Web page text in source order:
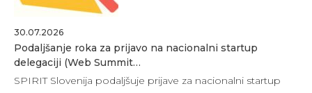
30.07.2026
Podaljšanje roka za prijavo na nacionalni startup
delegaciji (Web Summit…
SPIRIT Slovenija podaljšuje prijave za nacionalni startup